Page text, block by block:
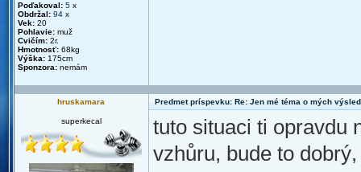
Poďakoval: 5 x
Obdržal: 94 x
Vek: 20
Pohlavie: muž
Cvičím: 2r.
Hmotnosť: 68kg
Výška: 175cm
Sponzora: nemám
hruskamara Predmet príspevku: Re: Jen mé téma o mých
superkecal
tuto situaci ti opravdu
vzhůru, bude to